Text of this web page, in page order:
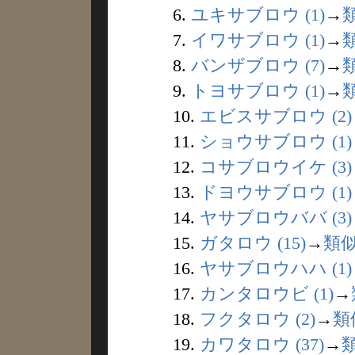
6. ユキサブロウ (1)→
7. イワサブロウ (1)→
8. バンザブロウ (7)→
9.
トヨサブロウ (1)→
10. エビスサブロウ (2)
11. ショウサブロウ (1)
12. コサブロウイケ (3)
13.
ドヨウサブロウ (1)
14. ヤサブロウババ (3)
15. ガタロウ (15)→ 類
16. ヤサブロウハハ (1)
17. カンタロウビ (1)→
18. フクタロウ (2)→ 類
19. カワタロウ (37)→